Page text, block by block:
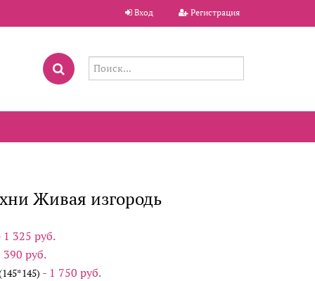
Вход Регистрация
Живая изгородь
1 325 руб.
390 руб.
- 1 750 руб.